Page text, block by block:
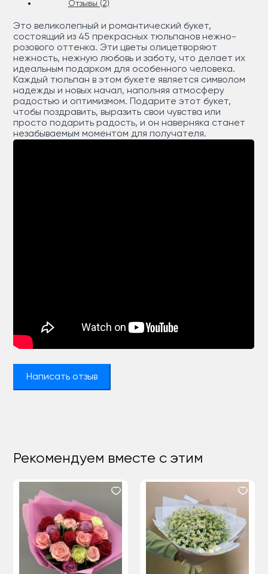
Отзывы (2)
Это великолепный и романтический букет,
состоящий из 45 прекрасных тюльпанов нежно-
розового оттенка. Эти цветы олицетворяют
нежность, нежную любовь и заботу, что делает их
идеальным подарком для особенного человека.
Каждый тюльпан в этом букете является символом
надежды и новых начал, наполняя атмосферу
радостью и оптимизмом. Подарите этот букет,
чтобы поздравить, выразить свои чувства или
просто подарить радость, и он наверняка станет
незабываемым моментом для получателя.
Написать отзыв
Рекомендуем вместе с этим